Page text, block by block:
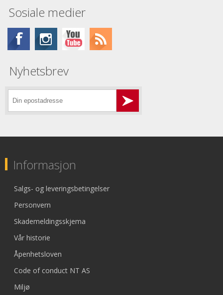
Sosiale medier
Nyhetsbrev
Informasjon
Salgs- og leveringsbetingelser
Personvern
Skademeldingsskjema
Vår historie
Åpenhetsloven
Code of conduct NT AS
Miljø